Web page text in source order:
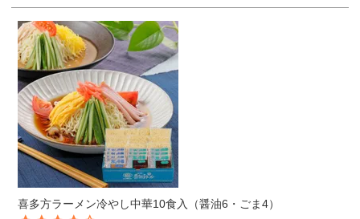
喜多方ラーメン冷やし中華10食入（醤油6・ごま4）